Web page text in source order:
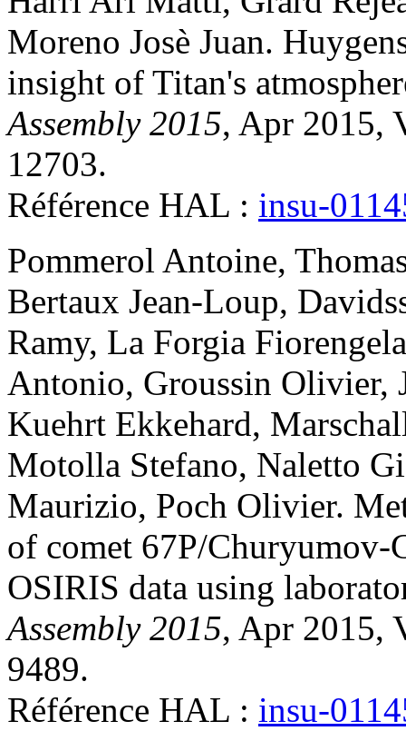
Moreno Josè Juan.
insight of Titan's
Assembly 2015, Apr 2015,
12703.
Référence HAL : insu-
Pommerol Antoine,
Bertaux Jean-Loup,
Ramy, La Forgia Fiorengela
Antonio, Groussin Olivier,
Kuehrt Ekkehard,
Motolla Stefano, Naletto
Maurizio, Poch Olivier.
of comet 67P/Churyumov-
OSIRIS data using
Assembly 2015, Apr 2015,
9489.
Référence HAL : insu-